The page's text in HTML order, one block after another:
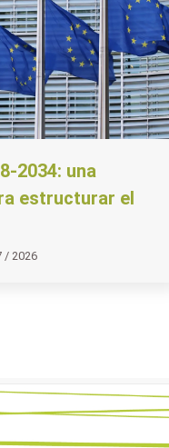
2034: una
estructurar el
/ 2026